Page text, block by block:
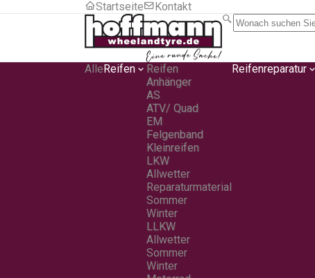
Startseite Kontakt
AlleReifen
Reifen
Anhänger
AS
ATV/ Quad
EM
Felgenband
Kleinreifen
LKW
Allwetter
Reparaturmaterial
Sommer
Winter
LLKW
Allwetter
Sommer
Winter
Reifenreparatur